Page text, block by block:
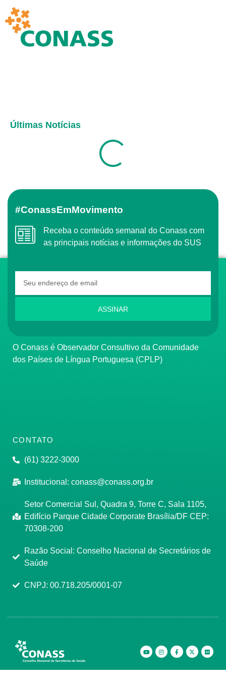
Últimas Notícias
#ConassEmMovimento
Receba o conteúdo semanal do Conass com
as principais notícias e informações do SUS
ASSINAR
O Conass é Observador Consultivo da Comunidade
dos Países de Língua Portuguesa (CPLP)
CONTATO
(61) 3222-3000
Institucional: conass@conass.org.br
Setor Comercial Sul, Quadra 9, Torre C, Sala 1105,
Edifício Parque Cidade Corporate Brasília/DF CEP:
70308-200
Razão Social: Conselho Nacional de Secretários de
Saúde
CNPJ: 00.718.205/0001-07